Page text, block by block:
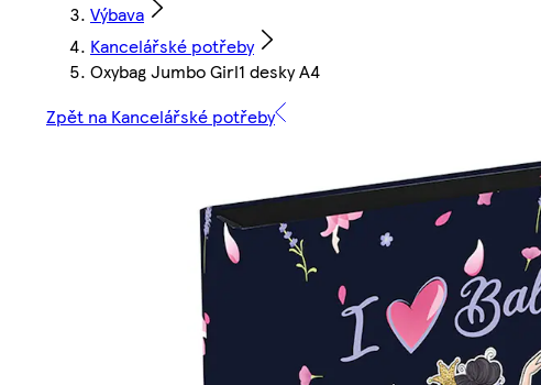
Výbava
Kancelářské potřeby
Oxybag Jumbo Girl1 desky A4
Zpět na Kancelářské potřeby